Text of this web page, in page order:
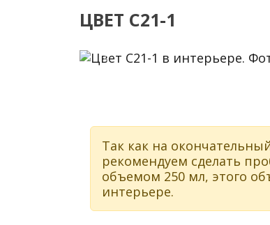
ЦВЕТ C21-1
Previous
Так как на
рекомендуем сделать
объемом 250 мл, этого
интерьере.